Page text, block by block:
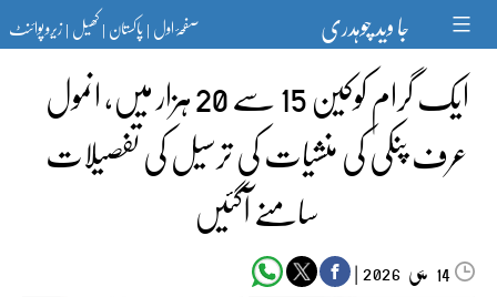
content جا وید چوہدری صفحۂ اول|پاکستان|کھیل|زیرو پوائنٹ
ایک گرام کوکین 15 سے 20 ہزار میں، انمول
عرف پنکی کی منشیات کی ترسیل کی تفصیلات
سامنے آگئیں
14 مئی‬‮ |